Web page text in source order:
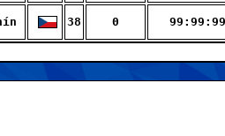
38 0 99:99:99